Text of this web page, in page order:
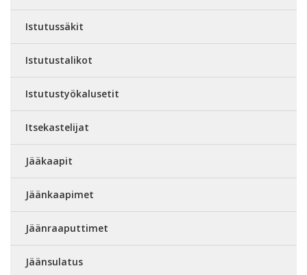
Istutussäkit
Istutustalikot
Istutustyökalusetit
Itsekastelijat
Jääkaapit
Jäänkaapimet
Jäänraaputtimet
Jäänsulatus